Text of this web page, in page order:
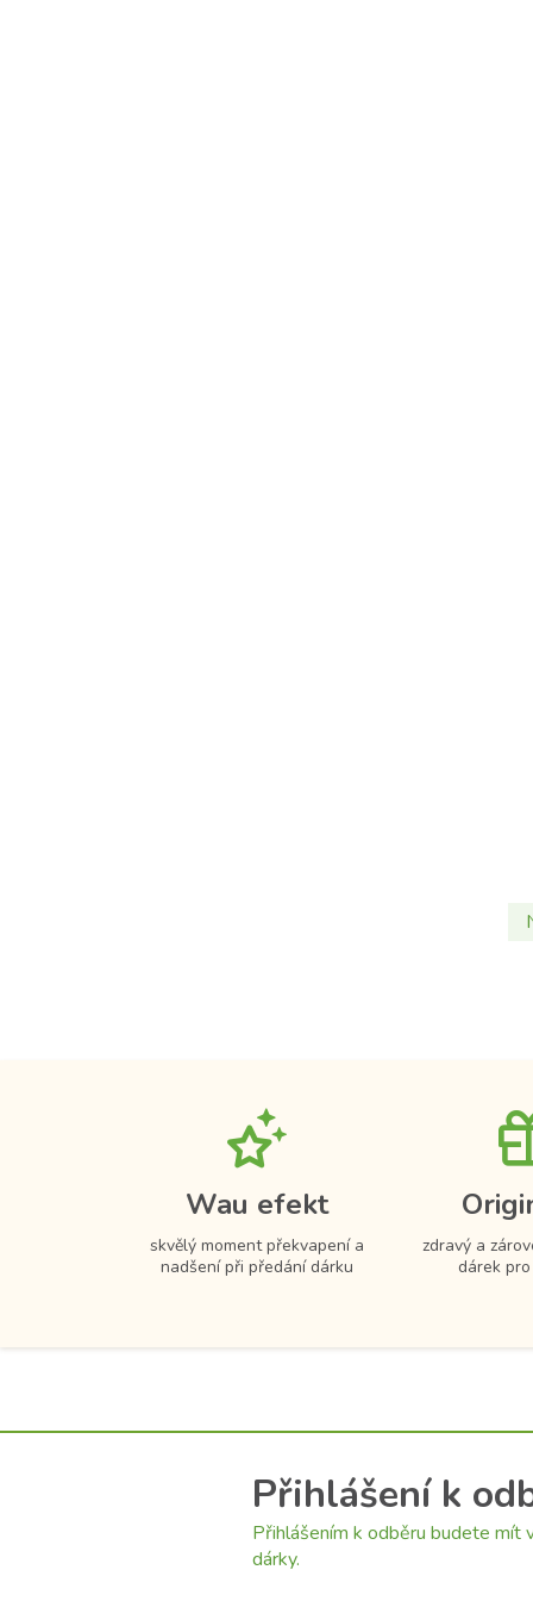
Wau efekt
skvělý moment překvapení a
nadšení při předání dárku
zdravý a
dárek
Přihlášení k
Přihlášením k odběru budete mít
dárky.